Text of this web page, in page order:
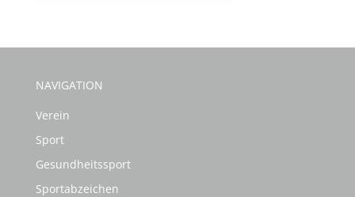
NAVIGATION
Verein
Sport
Gesundheitssport
Sportabzeichen